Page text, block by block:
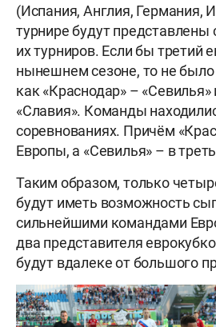
(Испания, Англия, Германия,
турнире будут
их турниров. Если бы третий
нынешнем сезоне, то не
как «Краснодар» – «Севилья»
«Славия». Команды
соревнованиях. Причём
Европы, а «Севилья» – в
Таким образом, только
будут иметь возможность
сильнейшими командами
два представителя
будут вдалеке от большого